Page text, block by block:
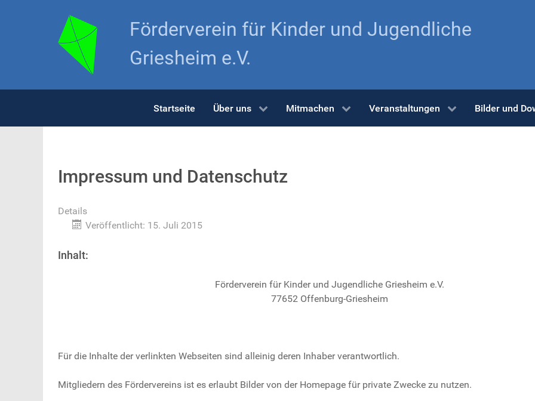
Förderverein für Kinder und Jugendliche
Griesheim e.V.
Startseite Über uns Mitmachen Veranstaltungen Bilder und
Impressum und Datenschutz
Details
Veröffentlicht: 15. Juli 2015
Inhalt:
Förderverein für Kinder und Jugendliche Griesheim e.V.
77652 Offenburg-Griesheim
Für die Inhalte der verlinkten Webseiten sind alleinig deren Inhaber verantwortlich.
Mitgliedern des Fördervereins ist es erlaubt Bilder von der Homepage für private Zwecke zu nutzen.